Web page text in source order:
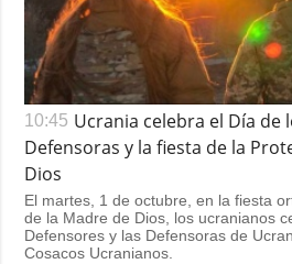
10:45 Ucrania celebra el Día de
Defensoras y la fiesta de la
Dios
El martes, 1 de octubre, en la fiesta
de la Madre de Dios, los ucranianos
Defensores y las Defensoras de
Cosacos Ucranianos.